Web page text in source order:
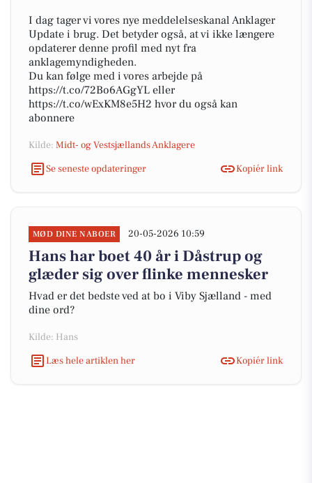
I dag tager vi vores nye meddelelseskanal Anklager
Update i brug. Det betyder også, at vi ikke længere
opdaterer denne profil med nyt fra
anklagemyndigheden.
Du kan følge med i vores arbejde på
https://t.co/72Bo6AGgYL eller
https://t.co/wExKM8e5H2 hvor du også kan
abonnere
Kilde: Midt- og Vestsjællands Anklagere
Se seneste opdateringer
Kopiér link
MØD DINE NABOER 20-05-2026 10:59
Hans har boet 40 år i Dåstrup og
glæder sig over flinke mennesker
Hvad er det bedste ved at bo i Viby Sjælland - med
dine ord?
Kilde: Hans
Læs hele artiklen her
Kopiér link